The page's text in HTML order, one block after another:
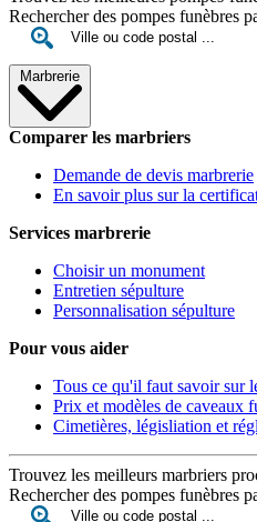
Rechercher des pompes funèbres
Marbrerie
Comparer les marbriers
Demande de devis marbrerie
En savoir plus sur la
Services marbrerie
Choisir un monument
Entretien sépulture
Personnalisation sépulture
Pour vous aider
Tous ce qu'il faut savoir sur
Prix et modèles de caveaux
Cimetières, législiation et
Trouvez les meilleurs marbriers
Rechercher des pompes funèbres